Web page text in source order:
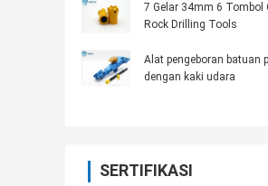
7 Gelar 34mm 6 Tombol
Rock Drilling Tools
Alat pengeboran batuan
dengan kaki udara
SERTIFIKASI